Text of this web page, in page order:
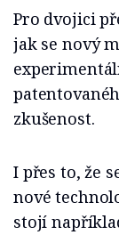
Pro dvojici
jak se nový
zkušenost.
I přes to, že
nové
stojí